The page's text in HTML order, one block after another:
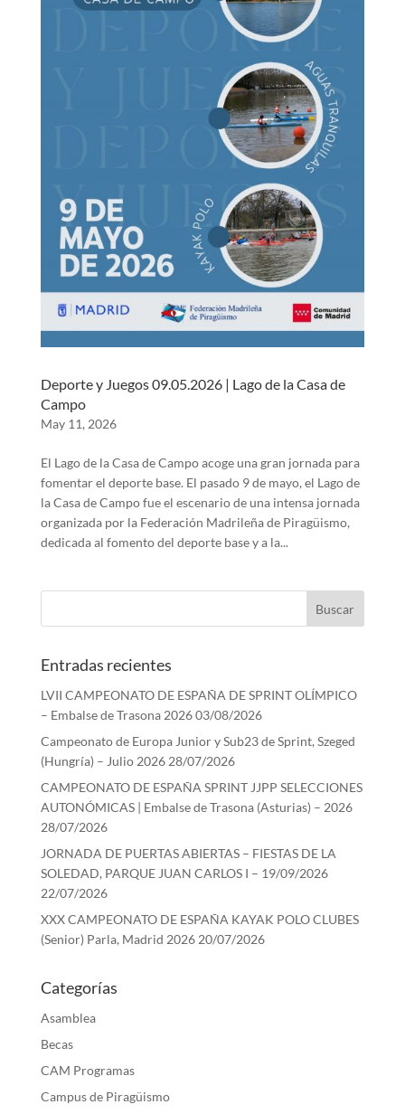
Deporte y Juegos 09.05.2026 | Lago de la Casa de
Campo
May 11, 2026
El Lago de la Casa de Campo acoge una gran jornada para
fomentar el deporte base. El pasado 9 de mayo, el Lago de
la Casa de Campo fue el escenario de una intensa jornada
organizada por la Federación Madrileña de Piragüismo,
dedicada al fomento del deporte base y a la...
Entradas recientes
LVII CAMPEONATO DE ESPAÑA DE SPRINT OLÍMPICO
– Embalse de Trasona 202603/08/2026
Campeonato de Europa Junior y Sub23 de Sprint, Szeged
(Hungría) – Julio 2026 28/07/2026
CAMPEONATO DE ESPAÑA SPRINT JJPP SELECCIONES
AUTONÓMICAS | Embalse de Trasona (Asturias) – 2026
28/07/2026
JORNADA DE PUERTAS ABIERTAS – FIESTAS DE LA
SOLEDAD, PARQUE JUAN CARLOS I – 19/09/2026
22/07/2026
XXX CAMPEONATO DE ESPAÑA KAYAK POLO CLUBES
(Senior) Parla, Madrid 2026 20/07/2026
Categorías
Asamblea
Becas
CAM Programas
Campus de Piragüismo